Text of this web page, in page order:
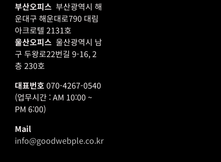
부산오피스 부산광역시 해
운대구 해운대로790 대림
아크로텔 2131호
울산오피스 울산광역시 남
구 두왕로22번길 9-16, 2
층 230호
대표번호 070-4267-0540
(업무시간 : AM 10:00 ~
PM 6:00)
Mail
info@goodwebple.co.kr